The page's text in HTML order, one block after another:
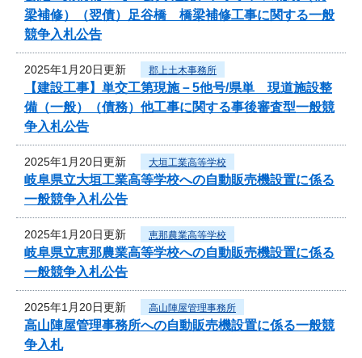
梁補修）（翌債）足谷橋 橋梁補修工事に関する一般
競争入札公告
2025年1月20日更新 郡上土木事務所
【建設工事】単交工第現施－5他号/県単 現道施設整
備（一般）（債務）他工事に関する事後審査型一般競
争入札公告
2025年1月20日更新 大垣工業高等学校
岐阜県立大垣工業高等学校への自動販売機設置に係る
一般競争入札公告
2025年1月20日更新 恵那農業高等学校
岐阜県立恵那農業高等学校への自動販売機設置に係る
一般競争入札公告
2025年1月20日更新 高山陣屋管理事務所
高山陣屋管理事務所への自動販売機設置に係る一般競
争入札